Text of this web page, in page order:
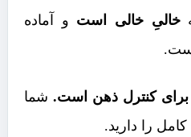
خالیِ خالی است و آماده
کنترل ذهن است. شما
را دارید.